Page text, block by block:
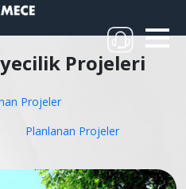
Projeleri
Projeler
Planlanan Projeler